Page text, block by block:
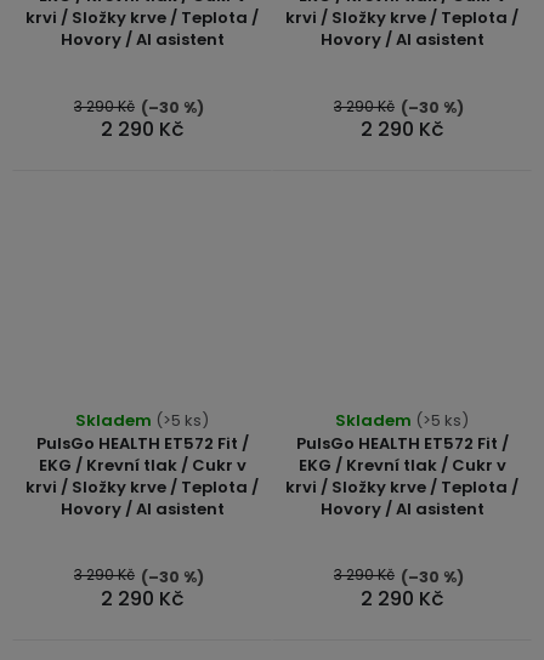
krvi / Složky krve / Teplota /
Hovory / AI asistent
2 290 Kč
3 290 Kč (–30 %)
krvi / Složky krve / Teplota /
Hovory / AI asistent
2 290 Kč
3 290 Kč (–30 %)
PulsGo HEALTH ET572 Fit /
EKG / Krevní tlak / Cukr v
krvi / Složky krve / Teplota /
Hovory / AI asistent
Skladem (>5 ks)
2 290 Kč
3 290 Kč (–30 %)
PulsGo HEALTH ET572 Fit /
EKG / Krevní tlak / Cukr v
krvi / Složky krve / Teplota /
Hovory / AI asistent
Skladem (>5 ks)
2 290 Kč
3 290 Kč (–30 %)